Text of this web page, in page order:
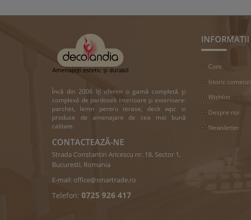
Încă din 2006 îți oferim o gamă completă și
complexă de pardoseli interioare și exterioare:
parchet, lemn pentru terase, deck wpc si
produse de amenajare de cea mai bună
calitate.
CONTACTEAZĂ-NE
Strada Constantin Aricescu nr. 18, Sector 1,
Bucuresti, Romania
E-mail: office@smartrade.ro
Telefon: 0725 926 417
INFORMATII
Cont
Istoric comenzi
Wishlist
Despre noi
Newsletter